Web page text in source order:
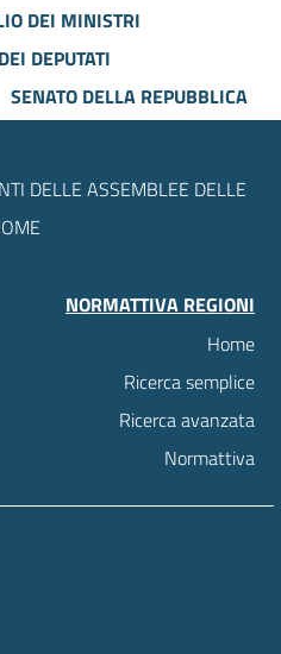
DEI MINISTRI
DEPUTATI
SENATO DELLA REPUBBLICA
DELLE ASSEMBLEE DELLE
NORMATTIVA REGIONI
Home
Ricerca semplice
Ricerca avanzata
Normattiva